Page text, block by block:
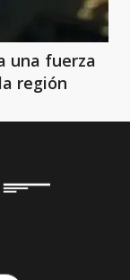
una fuerza
región